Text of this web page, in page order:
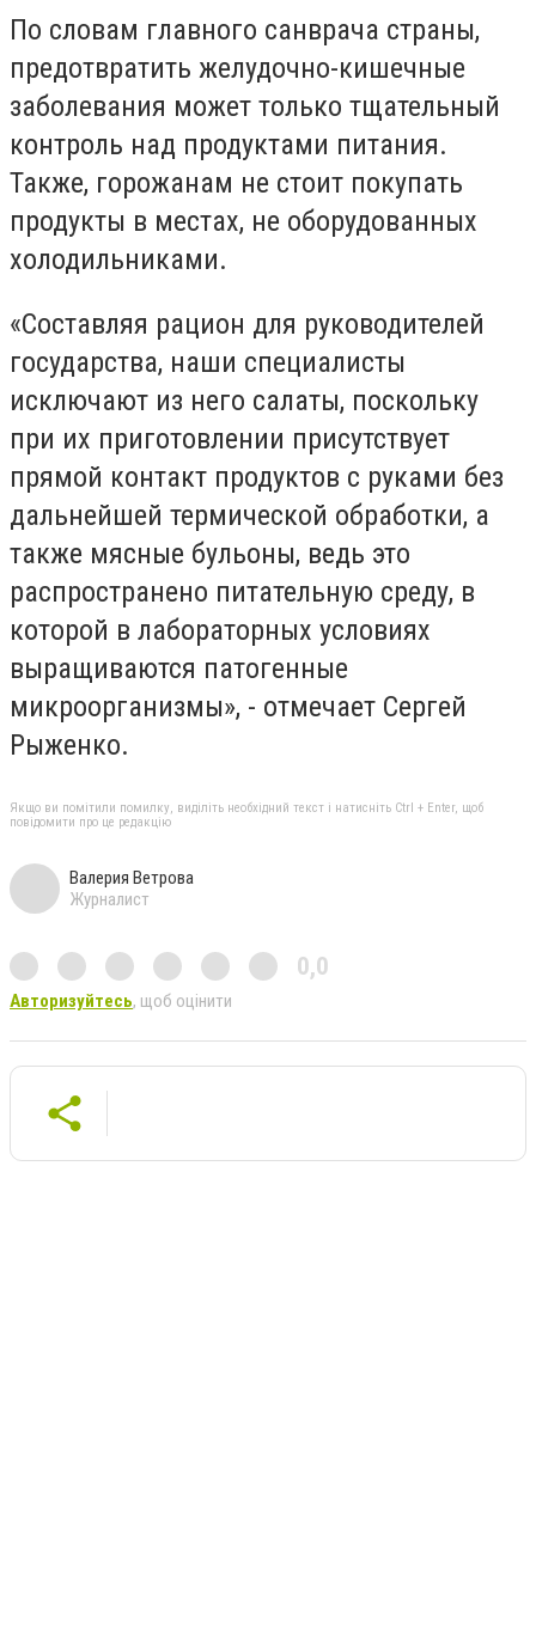
По словам главного санврача страны,
предотвратить желудочно-кишечные
заболевания может только тщательный
контроль над продуктами питания.
Также, горожанам не стоит покупать
продукты в местах, не оборудованных
холодильниками.
«Составляя рацион для руководителей
государства, наши специалисты
исключают из него салаты, поскольку
при их приготовлении присутствует
прямой контакт продуктов с руками без
дальнейшей термической обработки, а
также мясные бульоны, ведь это
распространено питательную среду, в
которой в лабораторных условиях
выращиваются патогенные
микроорганизмы», - отмечает Сергей
Рыженко.
Якщо ви помітили помилку, виділіть необхідний текст і натисніть Ctrl + Enter, щоб
повідомити про це редакцію
Валерия Ветрова
Журналист
0,0
Авторизуйтесь, щоб оцінити